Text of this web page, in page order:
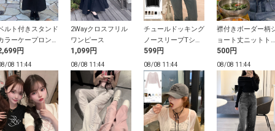
ルト付きスタンド
ラーケープロング
ート円
2Wayクロスフリル
ワンピース
1,099円
チュールドッキング
ノースリーブTシャ
ツ
599円
襟付きボーダー柄
ョート丈ニットトッ
プス
500円
08 11:44 08/08 11:44 08/08 11:44 08/08 11:44